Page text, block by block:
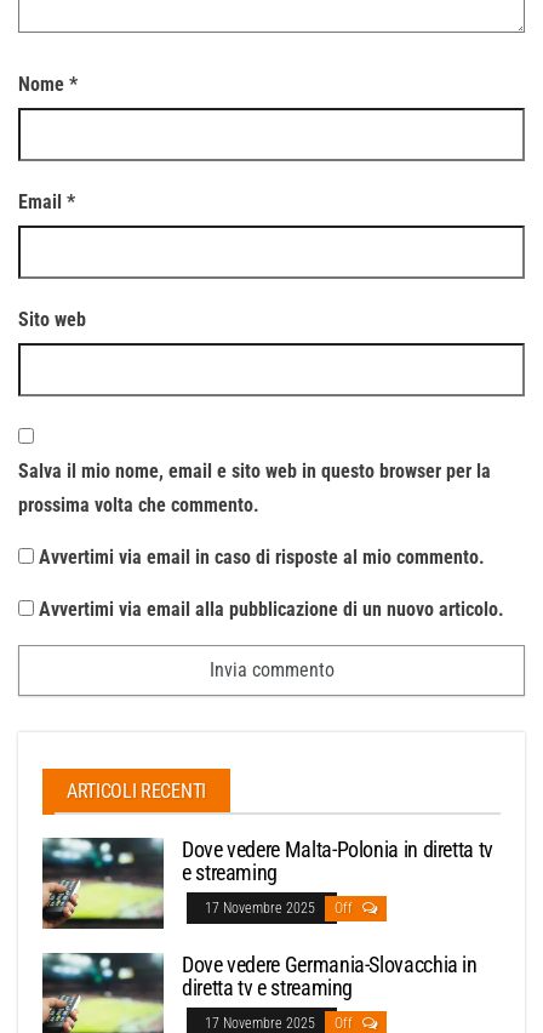
Nome *
Email *
Sito web
Salva il mio nome, email e sito web in questo browser per la
prossima volta che commento.
Avvertimi via email in caso di risposte al mio commento.
Avvertimi via email alla pubblicazione di un nuovo articolo.
ARTICOLI RECENTI
Dove vedere Malta-Polonia in diretta tv
e streaming
17 Novembre 2025 Off
Dove vedere Germania-Slovacchia in
diretta tv e streaming
17 Novembre 2025 Off